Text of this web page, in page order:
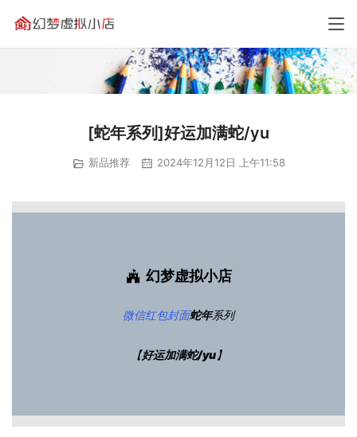
[蛇年系列]好运加满蛇/yu
新品推荐 2024年12月12日 上午11:58
幻梦虚拟小店
微信红包封面蛇年系列
【好运加满蛇/yu】